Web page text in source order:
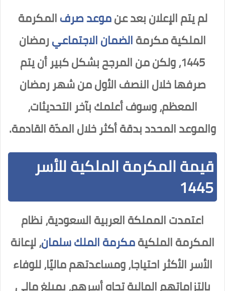
لم يتم الإعلان بعد عنموعد صرفالمكرمة
الملكية مكرمةالضمان الاجتماعيرمضان
1445، ولكن من المرجح بشكل كبير أن يتم
صرفها خلال النصف الأول من شهر رمضان
المعظم، وسوف أعلمك بآخر التحديثات،
والموعد المحدد بدقة أكثر خلال المدّة القادمة.
قيمة المكرمة الملكية للأسر
1445
اعتمدت المملكة العربية السعودية، نظام
المكرمة الملكيةمكرمة الملك سلمان، لإعانة
الأسر الأكثر احتياجا، ومساعدتهم ماليًا، للوفاء
بالتزاماتهم المالية تجاه أسرهم، بمبلغ مالي